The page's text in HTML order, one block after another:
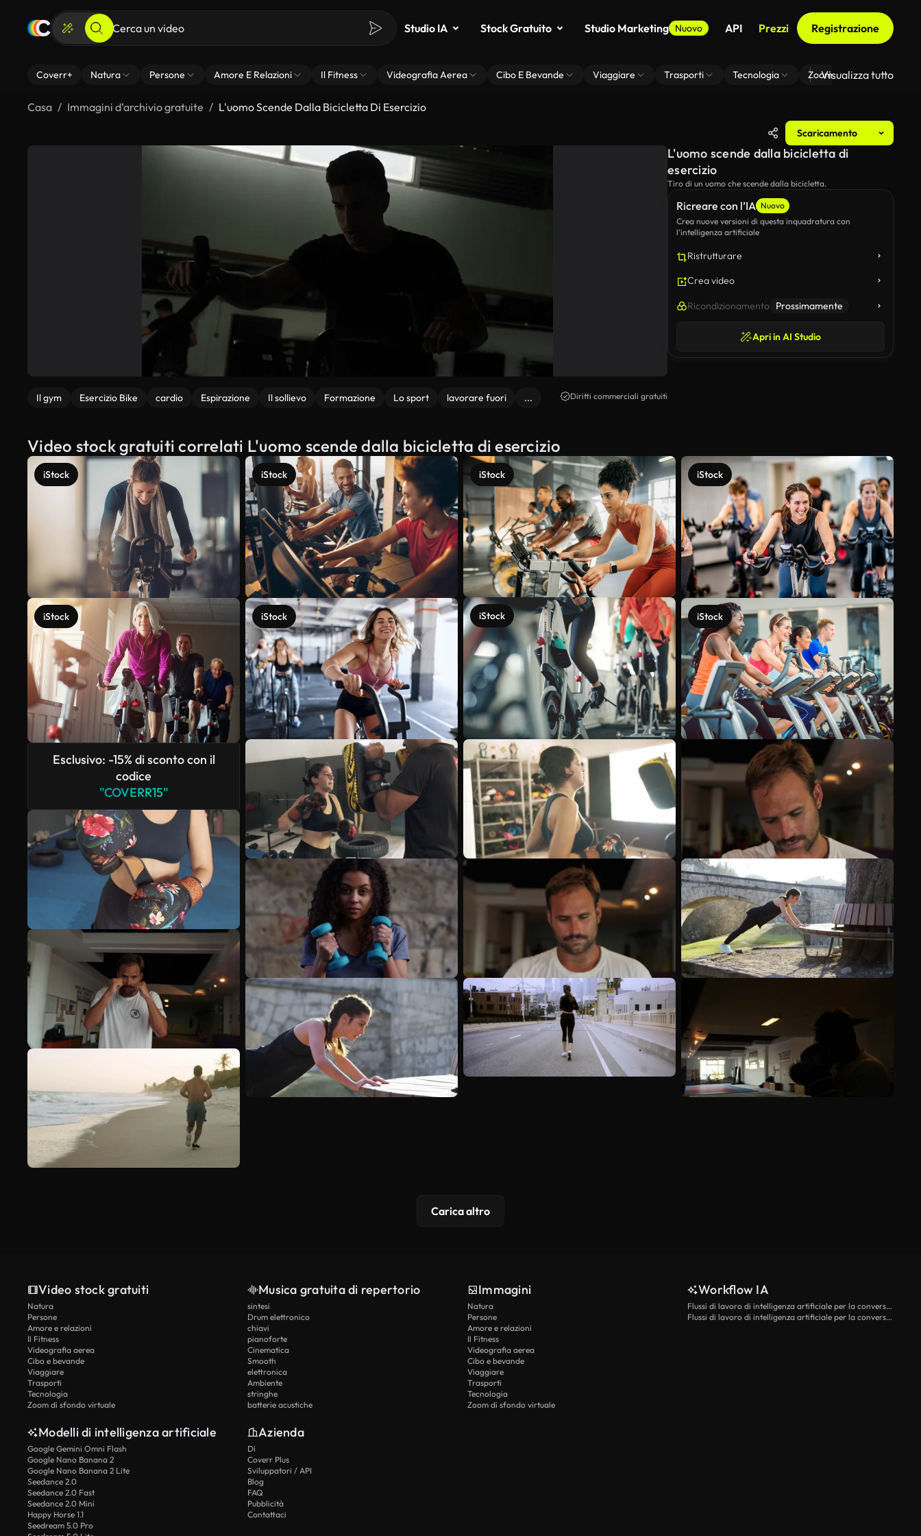
Studio IA Stock Gratuito Studio Marketing Nuovo API Prezzi Registrazione
Coverr+ Natura Persone Amore E Relazioni Il Fitness Videografia Aerea Cibo E Bevande Viaggiare Trasporti Tecnologia Zoom Di Sfondo Virtuale
Visualizza tutto
Casa Immagini d’archivio gratuite L'uomo Scende Dalla Bicicletta Di Esercizio
Scaricamento
Il gym Esercizio Bike cardio Espirazione Il sollievo Formazione Lo sport lavorare fuori ... Diritti commerciali gratuiti
Ricreare con l’IA Nuovo
Crea nuove versioni di questa inquadratura con
l’intelligenza artificiale
Ristrutturare
Crea video
Ricondizionamento Prossimamente
Apri in AI Studio
L'uomo scende dalla bicicletta di
esercizio
Tiro di un uomo che scende dalla bicicletta.
Video stock gratuiti correlati L'uomo scende dalla bicicletta di esercizio
iStock
iStock
Esclusivo: -15% di sconto con il
codice
"COVERR15"
iStock
iStock
iStock
iStock
iStock
iStock
Scopri di più
Carica altro
Video stock gratuiti
Natura
Persone
Amore e relazioni
Il Fitness
Videografia aerea
Cibo e bevande
Viaggiare
Trasporti
Tecnologia
Zoom di sfondo virtuale
Musica gratuita di repertorio
sintesi
Drum elettronico
chiavi
pianoforte
Cinematica
Smooth
elettronica
Ambiente
stringhe
batterie acustiche
Immagini
Natura
Persone
Amore e relazioni
Il Fitness
Videografia aerea
Cibo e bevande
Viaggiare
Trasporti
Tecnologia
Zoom di sfondo virtuale
Workflow IA
Flussi di lavoro di intelligenza artificiale per la conversione da testo a video
Flussi di lavoro di intelligenza artificiale per la conversione di immagini in video
Modelli di intelligenza artificiale
Google Gemini Omni Flash
Google Nano Banana 2
Google Nano Banana 2 Lite
Seedance 2.0
Seedance 2.0 Fast
Seedance 2.0 Mini
Happy Horse 1.1
Seedream 5.0 Pro
Azienda
Di
Coverr Plus
Sviluppatori / API
Blog
FAQ
Pubblicità
Contattaci